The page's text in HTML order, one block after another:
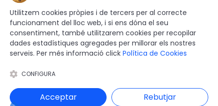
Altres Canals
canalandorra.ad
© 2012-2026 Ajuntaments de Catalunya - Tots els drets
Avís Legal |Política de privacitat
Política de Cookies|Accessibilitat|
Utilitzem cookies pròpies i de tercers per al correcte
funcionament del lloc web, i si ens dóna el seu
consentiment, també utilitzarem cookies per recopilar
dades estadístiques agregades per millorar els nostres
serveis. Per més informació click Política de Cookies
CONFIGURA
Acceptar Rebutjar